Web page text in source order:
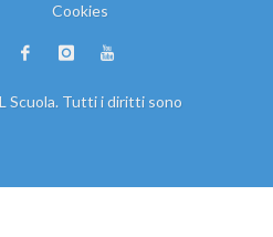
Cookies
Scuola. Tutti i diritti sono